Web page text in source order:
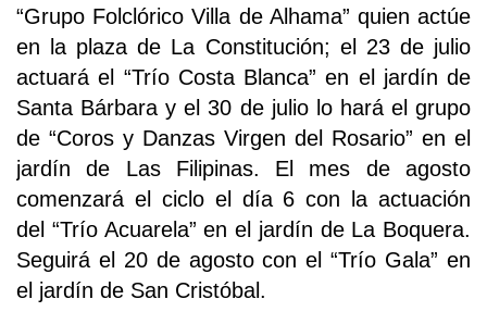
“Grupo Folclórico Villa de Alhama” quien actúe
en la plaza de La Constitución; el 23 de julio
actuará el “Trío Costa Blanca” en el jardín de
Santa Bárbara y el 30 de julio lo hará el grupo
de “Coros y Danzas Virgen del Rosario” en el
jardín de Las Filipinas. El mes de agosto
comenzará el ciclo el día 6 con la actuación
del “Trío Acuarela” en el jardín de La Boquera.
Seguirá el 20 de agosto con el “Trío Gala” en
el jardín de San Cristóbal.